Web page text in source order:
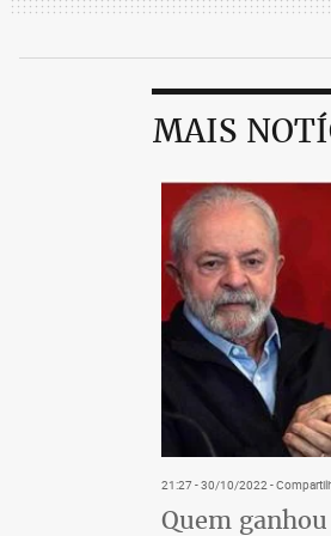
MAIS
21:27 - 30/10/2022-
Quem